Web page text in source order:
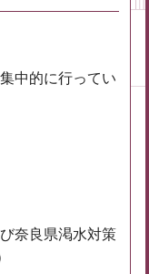
中的に行ってい
奈良県渇水対策